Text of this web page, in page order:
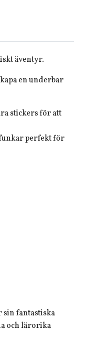
äventyr.
en underbar
stickers för att
perfekt för
fantastiska
och lärorika